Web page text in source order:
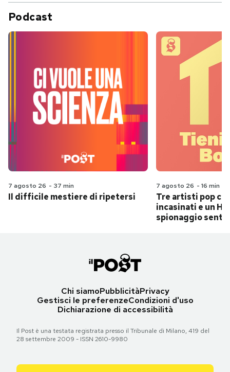
Podcast
7 agosto 26 - 37 min
Il difficile mestiere di ripetersi
7 agosto 26 - 16 min
Tre artisti pop
incasinati e un
spionaggio
Chi siamoPubblicitàPrivacy
Gestisci le preferenzeCondizioni d'uso
Dichiarazione di accessibilità
Il Post è una testata registrata presso il Tribunale di Milano, 419 del
28 settembre 2009 - ISSN 2610-9980